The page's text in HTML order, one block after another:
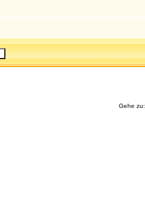
Gehe zu: